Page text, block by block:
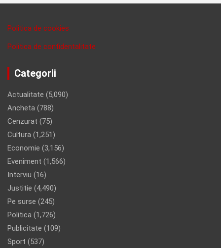
Politica de cookies
Politica de confidentalitate
Categorii
Actualitate (5,090)
Ancheta (788)
Cenzurat (75)
Cultura (1,251)
Economie (3,156)
Eveniment (1,566)
Interviu (16)
Justitie (4,490)
Pe surse (245)
Politica (1,726)
Publicitate (109)
Sport (537)